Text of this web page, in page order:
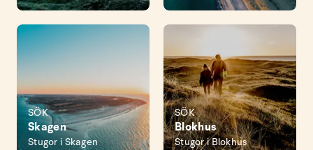
SÖK
Skagen
Stugor i Skagen
SÖK
Blokhus
Stugor i Blokhus